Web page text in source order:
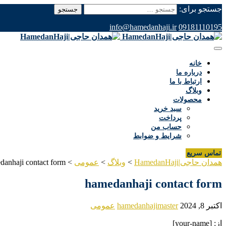
جستجو برای:
09181110195
info@hamedanhaji.ir
خانه
درباره ما
ارتباط با ما
وبلاگ
محصولات
سبد خرید
پرداخت
حساب من
شرایط و ضوابط
تماس سریع
همدان حاجی|HamedanHaji > وبلاگ > عمومی >
contact form
hamedanhaji contact form
اکتبر 8, 2024 hamedanhajimaster عمومی
از: [your-name]